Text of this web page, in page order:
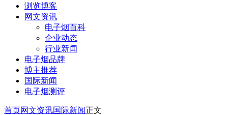
浏览博客
网文资讯
电子烟百科
企业动态
行业新闻
电子烟品牌
博主推荐
国际新闻
电子烟测评
首页网文资讯国际新闻正文